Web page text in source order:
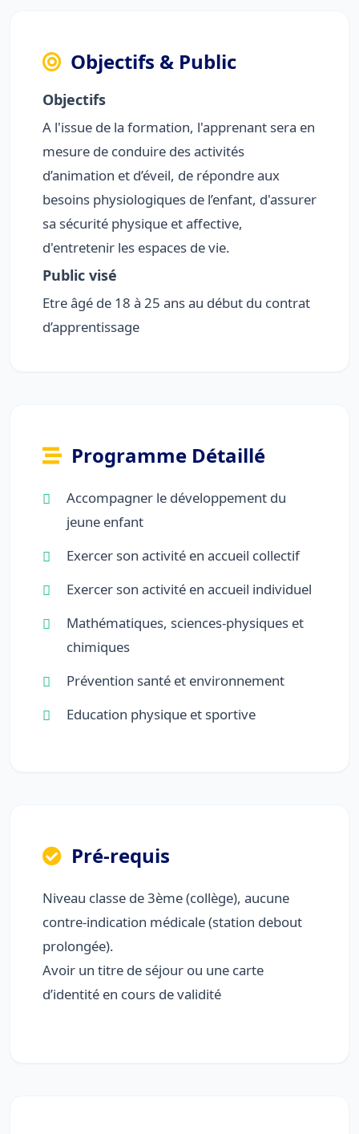
Objectifs & Public
Objectifs
A l'issue de la formation, l'apprenant sera en
mesure de conduire des activités
d’animation et d’éveil, de répondre aux
besoins physiologiques de l’enfant, d'assurer
sa sécurité physique et affective,
d'entretenir les espaces de vie.
Public visé
Etre âgé de 18 à 25 ans au début du contrat
d’apprentissage
Programme Détaillé
Accompagner le développement du
jeune enfant
Exercer son activité en accueil collectif
Exercer son activité en accueil individuel
Mathématiques, sciences-physiques et
chimiques
Prévention santé et environnement
Education physique et sportive
Pré-requis
Niveau classe de 3ème (collège), aucune
contre-indication médicale (station debout
prolongée).
Avoir un titre de séjour ou une carte
d’identité en cours de validité